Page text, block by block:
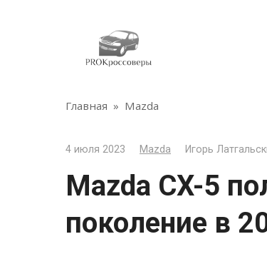
Главная » Mazda
4 июля 2023 Mazda Игорь
Mazda CX-5
поколение в